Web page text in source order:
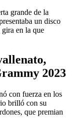
grande de la
un disco
gira en la que
2023
con fuerza en los
brilló con su
que premian